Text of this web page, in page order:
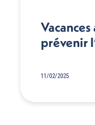
Vacances
prévenir
11/02/2025